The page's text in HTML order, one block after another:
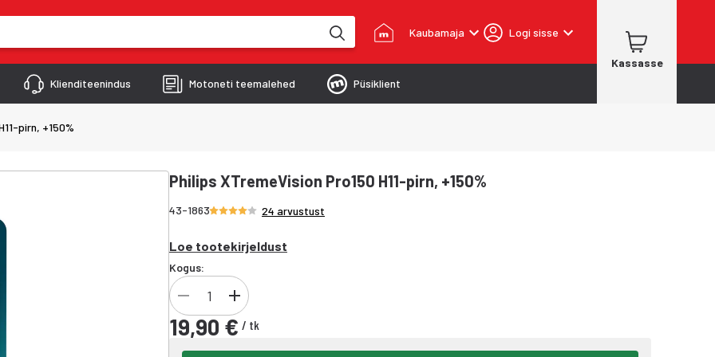
Kaubamaja Logi sisse
Kassasse
Klienditeenindus Motoneti teemalehed Püsiklient
pirn, +150%
Philips XTremeVision Pro150 H11-pirn, +150%
43-1863Hinnang 4/5 tähte
24 arvustust
Loe tootekirjeldust
Kogus:
19,90 € / tk